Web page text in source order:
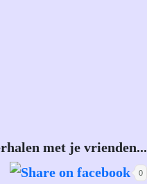
met je vrienden...
0